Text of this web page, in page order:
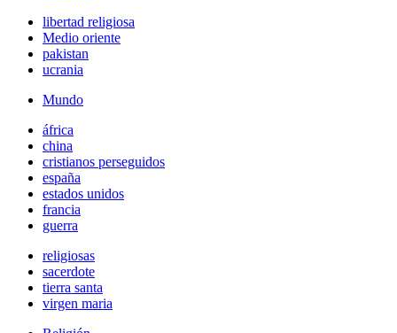
libertad religiosa
Medio oriente
pakistan
ucrania
Mundo
áfrica
china
cristianos perseguidos
españa
estados unidos
francia
guerra
religiosas
sacerdote
tierra santa
virgen maria